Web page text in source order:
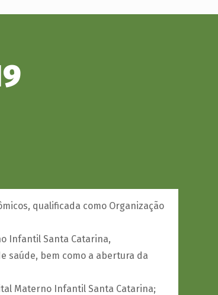
qualificada como Organização
Infantil Santa Catarina,
saúde, bem como a abertura da
Materno Infantil Santa Catarina;